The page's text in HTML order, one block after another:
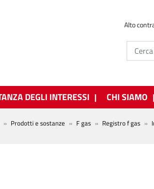
Alto
DEGLI INTERESSI CHI SIAMO
Prodotti e sostanze F gas Registro f gas